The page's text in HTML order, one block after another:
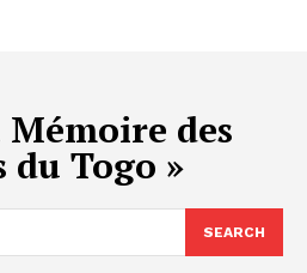
Mémoire des
du Togo »
SEARCH